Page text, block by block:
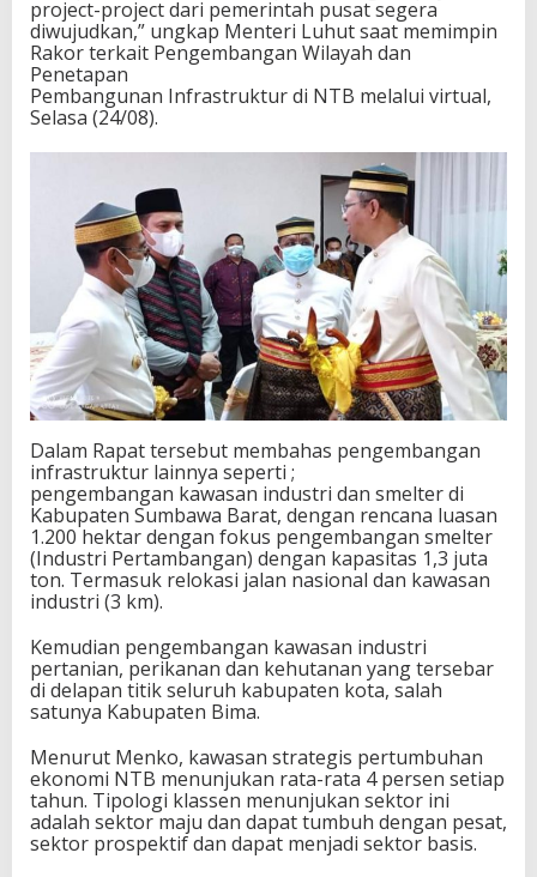
project-project dari pemerintah pusat segera
diwujudkan,” ungkap Menteri Luhut saat memimpin
Rakor terkait Pengembangan Wilayah dan
Penetapan
Pembangunan Infrastruktur di NTB melalui virtual,
Selasa (24/08).
Dalam Rapat tersebut membahas pengembangan
infrastruktur lainnya seperti ;
pengembangan kawasan industri dan smelter di
Kabupaten Sumbawa Barat, dengan rencana luasan
1.200 hektar dengan fokus pengembangan smelter
(Industri Pertambangan) dengan kapasitas 1,3 juta
ton. Termasuk relokasi jalan nasional dan kawasan
industri (3 km).
Kemudian pengembangan kawasan industri
pertanian, perikanan dan kehutanan yang tersebar
di delapan titik seluruh kabupaten kota, salah
satunya Kabupaten Bima.
Menurut Menko, kawasan strategis pertumbuhan
ekonomi NTB menunjukan rata-rata 4 persen setiap
tahun. Tipologi klassen menunjukan sektor ini
adalah sektor maju dan dapat tumbuh dengan pesat,
sektor prospektif dan dapat menjadi sektor basis.